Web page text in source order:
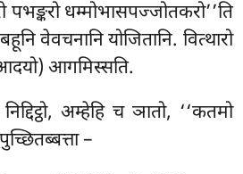
धम्मोभासपज्जोतकरो’’ति
वेवचनानि योजितानि. वित्थारो
आगमिस्सति.
अम्हेहि च ञातो, ‘‘कतमो
–